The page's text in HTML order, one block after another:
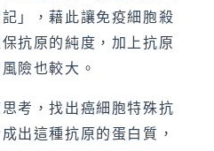
」，藉此讓免疫細胞殺
抗原的純度，加上抗原
險也較大。
考，找出癌細胞特殊抗
出這種抗原的蛋白質，